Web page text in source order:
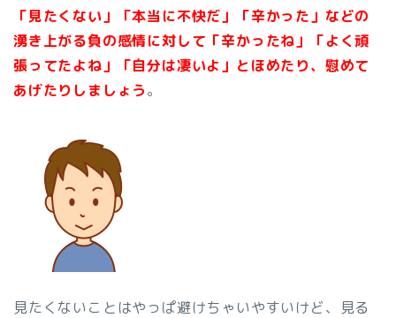
「見たくない」「本当に不快だ」「辛かった」などの
湧き上がる負の感情に対して「辛かったね」「よく頑
張ってたよね」「自分は凄いよ」とほめたり、慰めて
あげたりしましょう。
見たくないことはやっぱ避けちゃいやすいけど、見る